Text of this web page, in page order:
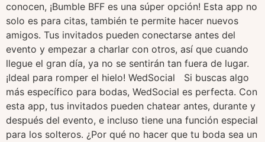
conocen, ¡Bumble BFF es una súper opción! Esta app no
solo es para citas, también te permite hacer nuevos
amigos. Tus invitados pueden conectarse antes del
evento y empezar a charlar con otros, así que cuando
llegue el gran día, ya no se sentirán tan fuera de lugar.
¡Ideal para romper el hielo! WedSocial Si buscas algo
más específico para bodas, WedSocial es perfecta. Con
esta app, tus invitados pueden chatear antes, durante y
después del evento, e incluso tiene una función especial
para los solteros. ¿Por qué no hacer que tu boda sea un